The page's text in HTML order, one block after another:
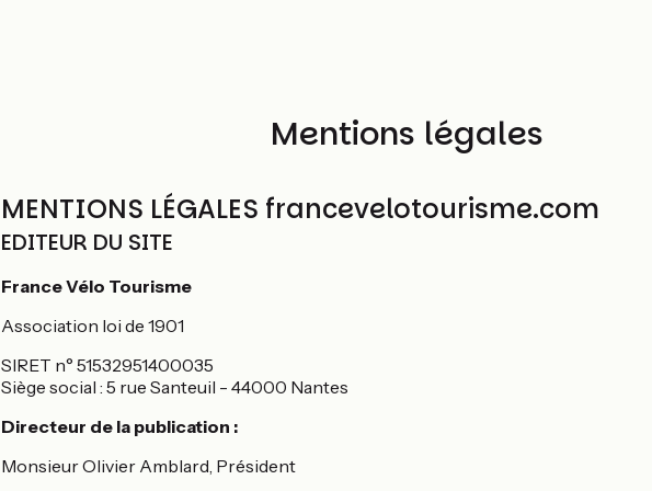
Mentions légales
MENTIONS LÉGALES francevelotourisme.com
EDITEUR DU SITE
France Vélo Tourisme
Association loi de 1901
SIRET n° 51532951400035
Siège social : 5 rue Santeuil - 44000 Nantes
Directeur de la publication :
Monsieur Olivier Amblard, Président